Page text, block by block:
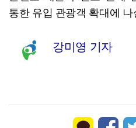
통한 유입 관광객 확대에 나
강미영 기자